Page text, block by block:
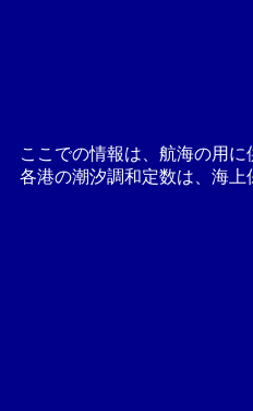
ここでの情報は、航海の用
各港の潮汐調和定数は、海